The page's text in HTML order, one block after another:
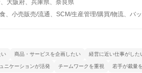
大阪府、兵庫県、奈良県
、小売販売/流通、SCM/生産管理/購買/物流、
い 商品・サービスを企画したい 経営に近い仕事がした
ニケーションが活発 チームワークを重視 若手が裁量